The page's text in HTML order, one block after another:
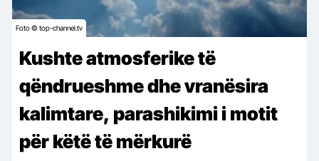
Foto © top-channel.tv
Kushte atmosferike të
qëndrueshme dhe vranësira
kalimtare, parashikimi i motit
për këtë të mërkurë